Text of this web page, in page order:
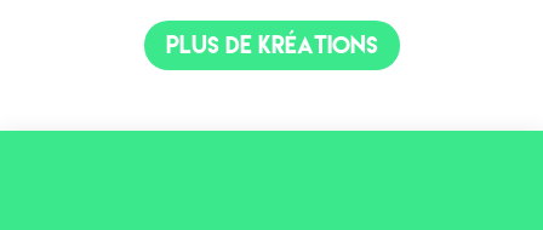
plus de kréations